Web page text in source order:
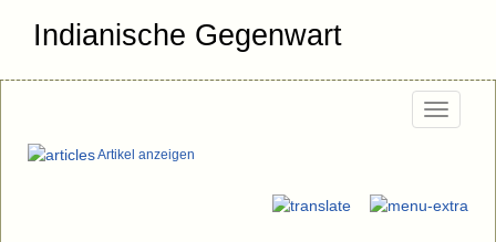
Indianische Gegenwart
Artikel anzeigen